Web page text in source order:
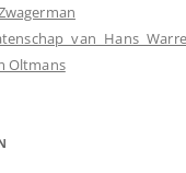
van Hans
Oltmans